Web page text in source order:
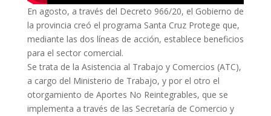
En agosto, a través del Decreto 966/20, el Gobierno de
la provincia creó el programa Santa Cruz Protege que,
mediante las dos líneas de acción, establece beneficios
para el sector comercial.
Se trata de la Asistencia al Trabajo y Comercios (ATC),
a cargo del Ministerio de Trabajo, y por el otro el
otorgamiento de Aportes No Reintegrables, que se
implementa a través de las Secretaría de Comercio y